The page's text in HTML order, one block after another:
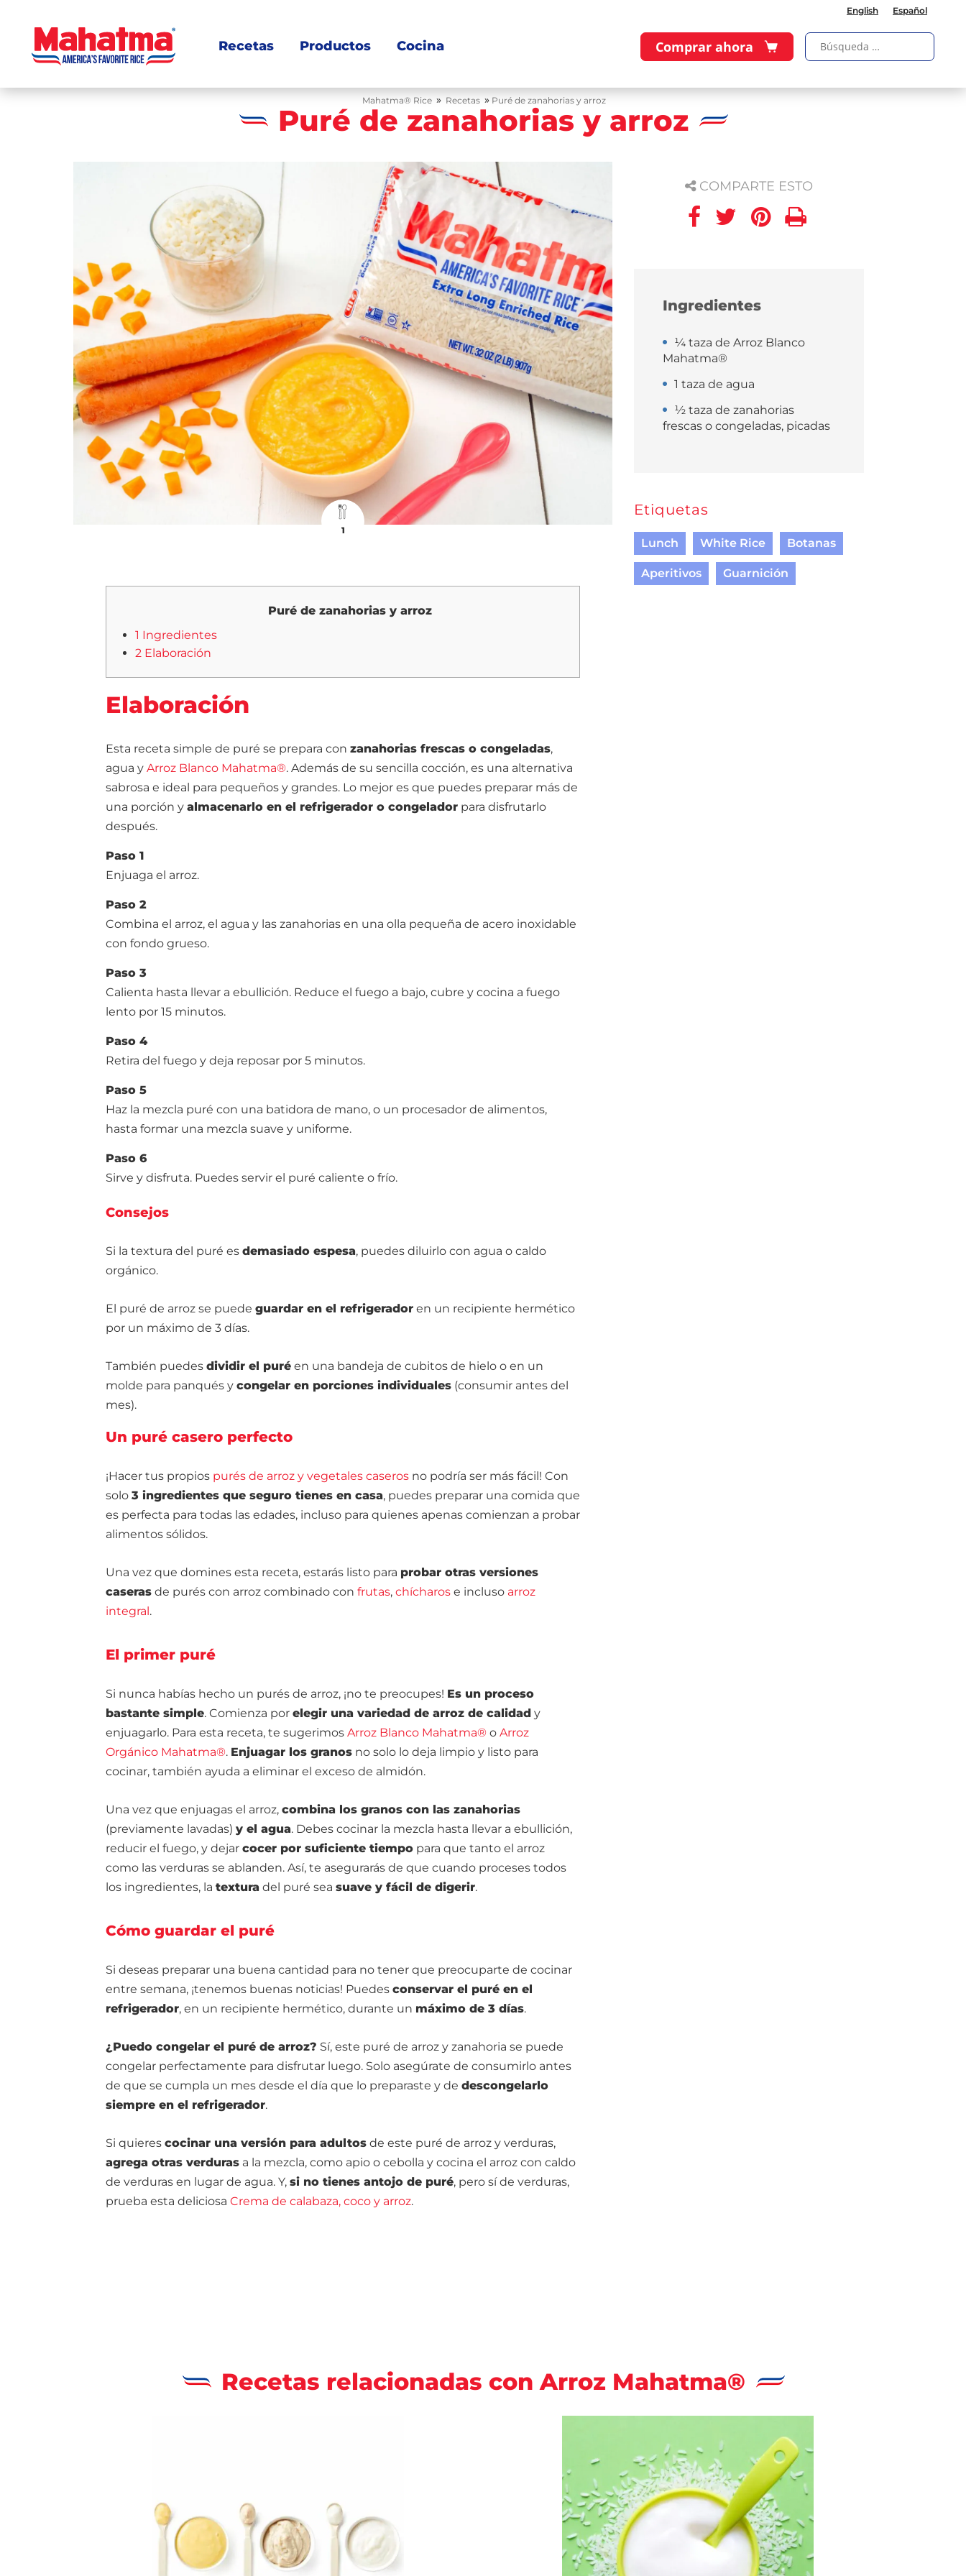
English Español
Recetas Productos Cocina Comprar ahora
Mahatma® Rice » Recetas » Puré de zanahorias y arroz
Puré de zanahorias y arroz
1
COMPARTE ESTO
Ingredientes
¼ taza de Arroz Blanco
Mahatma®
1 taza de agua
½ taza de zanahorias
frescas o congeladas, picadas
Etiquetas
Lunch White Rice Botanas
Aperitivos Guarnición
Puré de zanahorias y arroz
1 Ingredientes
2 Elaboración
Elaboración
Esta receta simple de puré se prepara con zanahorias frescas o congeladas,
agua y Arroz Blanco Mahatma®. Además de su sencilla cocción, es una alternativa
sabrosa e ideal para pequeños y grandes. Lo mejor es que puedes preparar más de
una porción y almacenarlo en el refrigerador o congelador para disfrutarlo
después.
Paso 1
Enjuaga el arroz.
Paso 2
Combina el arroz, el agua y las zanahorias en una olla pequeña de acero inoxidable
con fondo grueso.
Paso 3
Calienta hasta llevar a ebullición. Reduce el fuego a bajo, cubre y cocina a fuego
lento por 15 minutos.
Paso 4
Retira del fuego y deja reposar por 5 minutos.
Paso 5
Haz la mezcla puré con una batidora de mano, o un procesador de alimentos,
hasta formar una mezcla suave y uniforme.
Paso 6
Sirve y disfruta. Puedes servir el puré caliente o frío.
Consejos
Si la textura del puré es demasiado espesa, puedes diluirlo con agua o caldo
orgánico.
El puré de arroz se puede guardar en el refrigerador en un recipiente hermético
por un máximo de 3 días.
También puedes dividir el puré en una bandeja de cubitos de hielo o en un
molde para panqués y congelar en porciones individuales (consumir antes del
mes).
Un puré casero perfecto
¡Hacer tus propios purés de arroz y vegetales caseros no podría ser más fácil! Con
solo 3 ingredientes que seguro tienes en casa, puedes preparar una comida que
es perfecta para todas las edades, incluso para quienes apenas comienzan a probar
alimentos sólidos.
Una vez que domines esta receta, estarás listo para probar otras versiones
caseras de purés con arroz combinado con frutas, chícharos e incluso arroz
integral.
El primer puré
Si nunca habías hecho un purés de arroz, ¡no te preocupes! Es un proceso
bastante simple. Comienza por elegir una variedad de arroz de calidad y
enjuagarlo. Para esta receta, te sugerimos Arroz Blanco Mahatma® o Arroz
Orgánico Mahatma®. Enjuagar los granos no solo lo deja limpio y listo para
cocinar, también ayuda a eliminar el exceso de almidón.
Una vez que enjuagas el arroz, combina los granos con las zanahorias
(previamente lavadas) y el agua. Debes cocinar la mezcla hasta llevar a ebullición,
reducir el fuego, y dejar cocer por suficiente tiempo para que tanto el arroz
como las verduras se ablanden. Así, te asegurarás de que cuando proceses todos
los ingredientes, la textura del puré sea suave y fácil de digerir.
Cómo guardar el puré
Si deseas preparar una buena cantidad para no tener que preocuparte de cocinar
entre semana, ¡tenemos buenas noticias! Puedes conservar el puré en el
refrigerador, en un recipiente hermético, durante un máximo de 3 días.
¿Puedo congelar el puré de arroz? Sí, este puré de arroz y zanahoria se puede
congelar perfectamente para disfrutar luego. Solo asegúrate de consumirlo antes
de que se cumpla un mes desde el día que lo preparaste y de descongelarlo
siempre en el refrigerador.
Si quieres cocinar una versión para adultos de este puré de arroz y verduras,
agrega otras verduras a la mezcla, como apio o cebolla y cocina el arroz con caldo
de verduras en lugar de agua. Y, si no tienes antojo de puré, pero sí de verduras,
prueba esta deliciosa Crema de calabaza, coco y arroz.
Recetas relacionadas con Arroz Mahatma®